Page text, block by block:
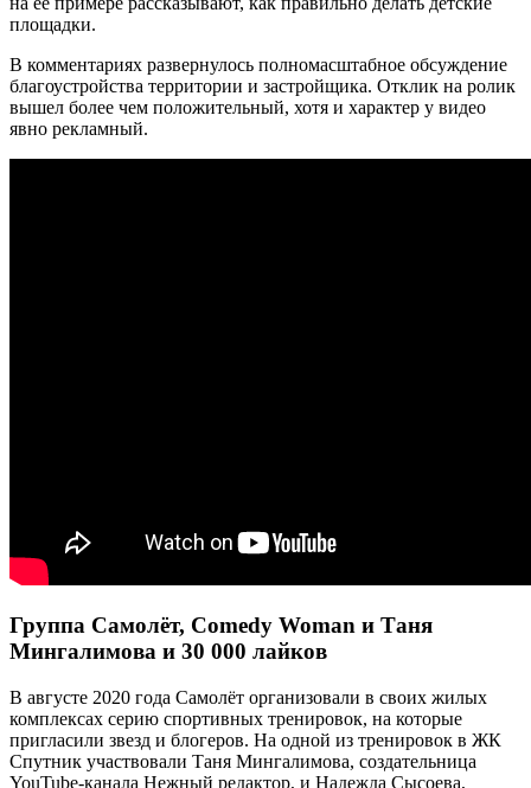
площадки.
В комментариях развернулось полномасштабное обсуждение
благоустройства территории и застройщика. Отклик на ролик
вышел более чем положительный, хотя и характер у видео
явно рекламный.
Группа Самолёт, Comedy Woman и Таня
Мингалимова и 30 000 лайков
В августе 2020 года Самолёт организовали в своих жилых
комплексах серию спортивных тренировок, на которые
пригласили звезд и блогеров. На одной из тренировок в ЖК
Спутник участвовали Таня Мингалимова, создательница
YouTube-канала Нежный редактор, и Надежда Сысоева,